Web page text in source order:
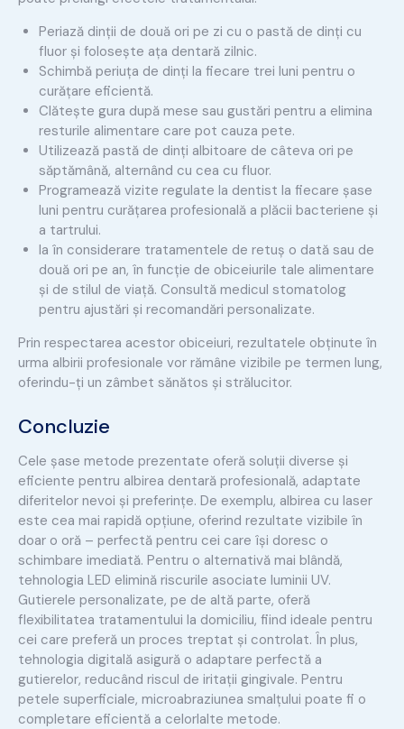
Periază dinții de două ori pe zi cu o pastă de dinți cu
fluor și folosește ața dentară zilnic.
Schimbă periuța de dinți la fiecare trei luni pentru o
curățare eficientă.
Clătește gura după mese sau gustări pentru a elimina
resturile alimentare care pot cauza pete.
Utilizează pastă de dinți albitoare de câteva ori pe
săptămână, alternând cu cea cu fluor.
Programează vizite regulate la dentist la fiecare șase
luni pentru curățarea profesională a plăcii bacteriene și
a tartrului.
Ia în considerare tratamentele de retuș o dată sau de
două ori pe an, în funcție de obiceiurile tale alimentare
și de stilul de viață. Consultă medicul stomatolog
pentru ajustări și recomandări personalizate.
Prin respectarea acestor obiceiuri, rezultatele obținute în
urma albirii profesionale vor rămâne vizibile pe termen lung,
oferindu-ți un zâmbet sănătos și strălucitor.
Concluzie
Cele șase metode prezentate oferă soluții diverse și
eficiente pentru albirea dentară profesională, adaptate
diferitelor nevoi și preferințe. De exemplu, albirea cu laser
este cea mai rapidă opțiune, oferind rezultate vizibile în
doar o oră – perfectă pentru cei care își doresc o
schimbare imediată. Pentru o alternativă mai blândă,
tehnologia LED elimină riscurile asociate luminii UV.
Gutierele personalizate, pe de altă parte, oferă
flexibilitatea tratamentului la domiciliu, fiind ideale pentru
cei care preferă un proces treptat și controlat. În plus,
tehnologia digitală asigură o adaptare perfectă a
gutierelor, reducând riscul de iritații gingivale. Pentru
petele superficiale, microabraziunea smalțului poate fi o
completare eficientă a celorlalte metode.